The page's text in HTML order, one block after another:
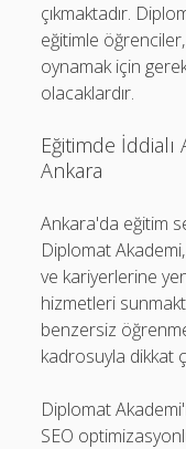
çıkmaktadır.
eğitimle
oynamak için
olacaklardır.
Eğitimde İddialı
Ankara
Ankara'da eğitim
Diplomat
ve kariyerlerine
hizmetleri
benzersiz
kadrosuyla dikkat
Diplomat
SEO